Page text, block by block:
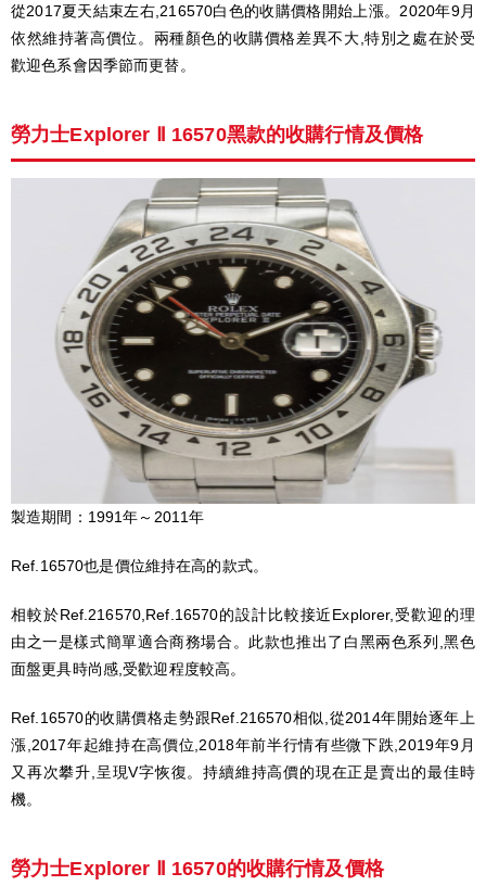
從2017夏天結束左右,216570白色的收購價格開始上漲。2020年9月
依然維持著高價位。兩種顏色的收購價格差異不大,特別之處在於受
歡迎色系會因季節而更替。
勞力士Explorer Ⅱ 16570黑款的收購行情及價格
製造期間：1991年～2011年
Ref.16570也是價位維持在高的款式。
相較於Ref.216570,Ref.16570的設計比較接近Explorer,受歡迎的理
由之一是樣式簡單適合商務場合。此款也推出了白黑兩色系列,黑色
面盤更具時尚感,受歡迎程度較高。
Ref.16570的收購價格走勢跟Ref.216570相似,從2014年開始逐年上
漲,2017年起維持在高價位,2018年前半行情有些微下跌,2019年9月
又再次攀升,呈現V字恢復。持續維持高價的現在正是賣出的最佳時
機。
勞力士Explorer Ⅱ 16570的收購行情及價格